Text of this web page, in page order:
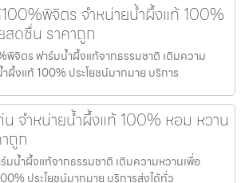
พิจิตร จำหน่ายน้ำผึ้งแท้ 100%
ดชื่น ราคาถูก
พิจิตร ฟาร์มน้ำผึ้งแท้จากธรรมชาติ เติมความ
ผึ้งแท้ 100% ประโยชน์มากมาย บริการ
จำหน่ายน้ำผึ้งแท้ 100% หอม หวาน
ถูก
มน้ำผึ้งแท้จากธรรมชาติ เติมความหวานเพื่อ
ประโยชน์มากมาย บริการส่งได้ทั่ว